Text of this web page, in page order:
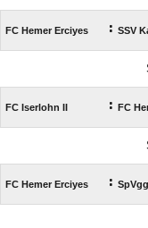
FC Hemer Erciyes : SSV
FC Iserlohn II : FC
FC Hemer Erciyes :